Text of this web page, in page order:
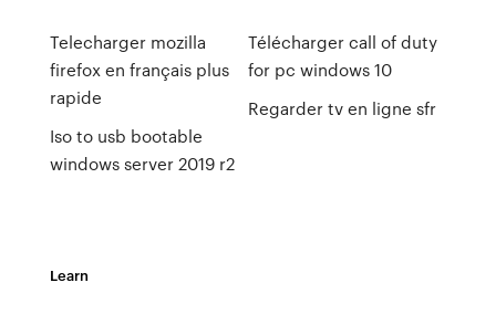
Telecharger mozilla
firefox en français plus
rapide
Iso to usb bootable
windows server 2019 r2
Télécharger call of duty
for pc windows 10
Regarder tv en ligne sfr
Learn